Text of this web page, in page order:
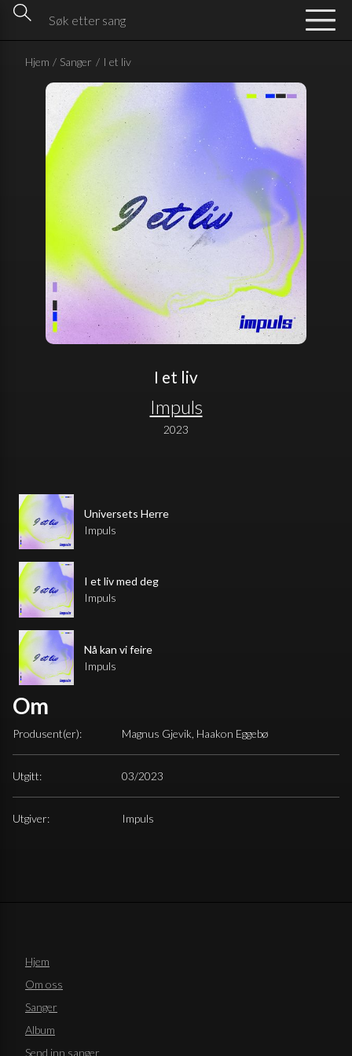
Hjem / Sanger / I et liv
I et liv
Impuls
2023
Universets Herre
Impuls
I et liv med deg
Impuls
Nå kan vi feire
Impuls
Om
Produsent(er): Magnus Gjevik, Haakon Eggebø
Utgitt: 03/2023
Utgiver: Impuls
Hjem
Om oss
Sanger
Album
Send inn sanger